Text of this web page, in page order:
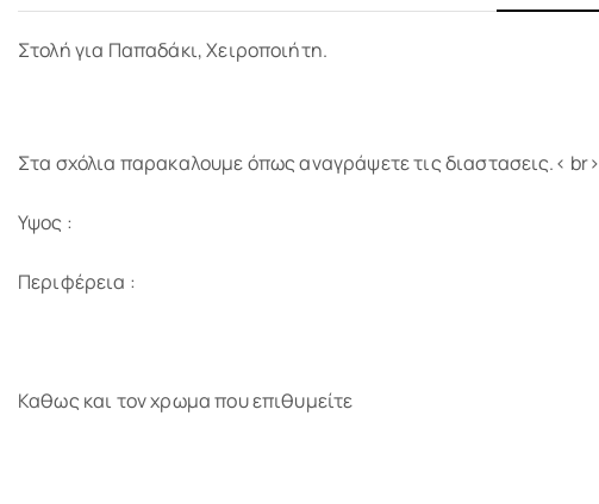
Στολή για Παπαδάκι, Χειροποιήτη.
Στα σχόλια παρακαλουμε όπως αναγράψετε τις διαστασεις.< br>
Υψος :
Περιφέρεια :
Καθως και τον χρωμα που επιθυμείτε